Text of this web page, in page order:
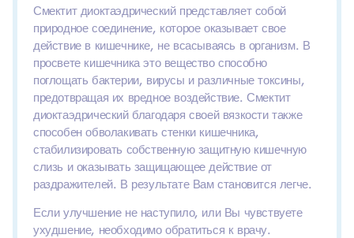
Смектит диоктаэдрический представляет собой
природное соединение, которое оказывает свое
действие в кишечнике, не всасываясь в организм. В
просвете кишечника это вещество способно
поглощать бактерии, вирусы и различные токсины,
предотвращая их вредное воздействие. Смектит
диоктаэдрический благодаря своей вязкости также
способен обволакивать стенки кишечника,
стабилизировать собственную защитную кишечную
слизь и оказывать защищающее действие от
раздражителей. В результате Вам становится легче.
Если улучшение не наступило, или Вы чувствуете
ухудшение, необходимо обратиться к врачу.